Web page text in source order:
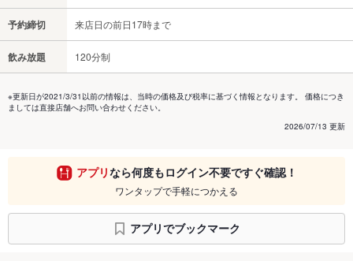
予約締切 来店日の前日17時まで
飲み放題 120分制
※更新日が2021/3/31以前の情報は、当時の価格及び税率に基づく情報となります。 価格につき
ましては直接店舗へお問い合わせください。
2026/07/13 更新
アプリなら何度もログイン不要ですぐ確認！
ワンタップで手軽につかえる
アプリでブックマーク